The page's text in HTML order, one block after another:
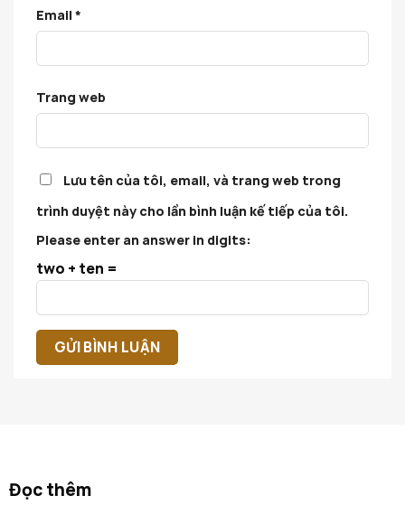
Email *
Trang web
Lưu tên của tôi, email, và trang web trong
trình duyệt này cho lần bình luận kế tiếp của tôi.
Please enter an answer in digits:
two + ten =
Đọc thêm